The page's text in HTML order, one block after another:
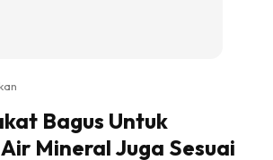
Bagus Untuk
Mineral Juga Sesuai